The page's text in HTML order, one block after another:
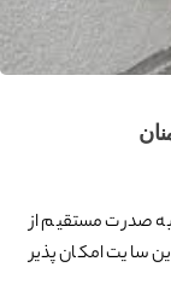
صدرت مستقیم از
سایت امکان پذیر